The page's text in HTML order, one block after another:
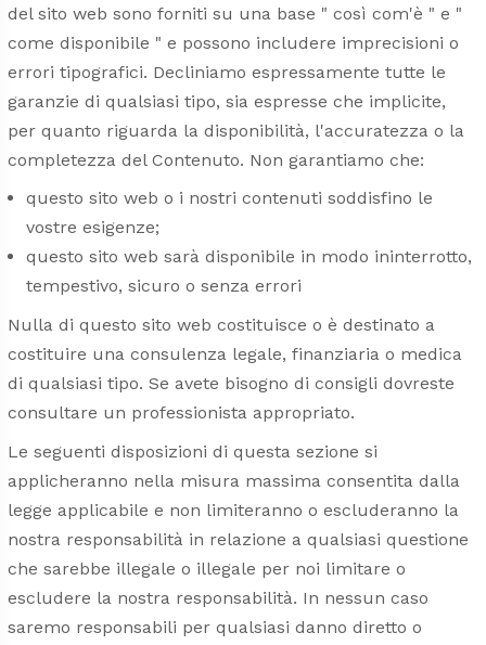
del sito web sono forniti su una base " così com'è " e "
come disponibile " e possono includere imprecisioni o
errori tipografici. Decliniamo espressamente tutte le
garanzie di qualsiasi tipo, sia espresse che implicite,
per quanto riguarda la disponibilità, l'accuratezza o la
completezza del Contenuto. Non garantiamo che:
questo sito web o i nostri contenuti soddisfino le
vostre esigenze;
questo sito web sarà disponibile in modo ininterrotto,
tempestivo, sicuro o senza errori
Nulla di questo sito web costituisce o è destinato a
costituire una consulenza legale, finanziaria o medica
di qualsiasi tipo. Se avete bisogno di consigli dovreste
consultare un professionista appropriato.
Le seguenti disposizioni di questa sezione si
applicheranno nella misura massima consentita dalla
legge applicabile e non limiteranno o escluderanno la
nostra responsabilità in relazione a qualsiasi questione
che sarebbe illegale o illegale per noi limitare o
escludere la nostra responsabilità. In nessun caso
saremo responsabili per qualsiasi danno diretto o